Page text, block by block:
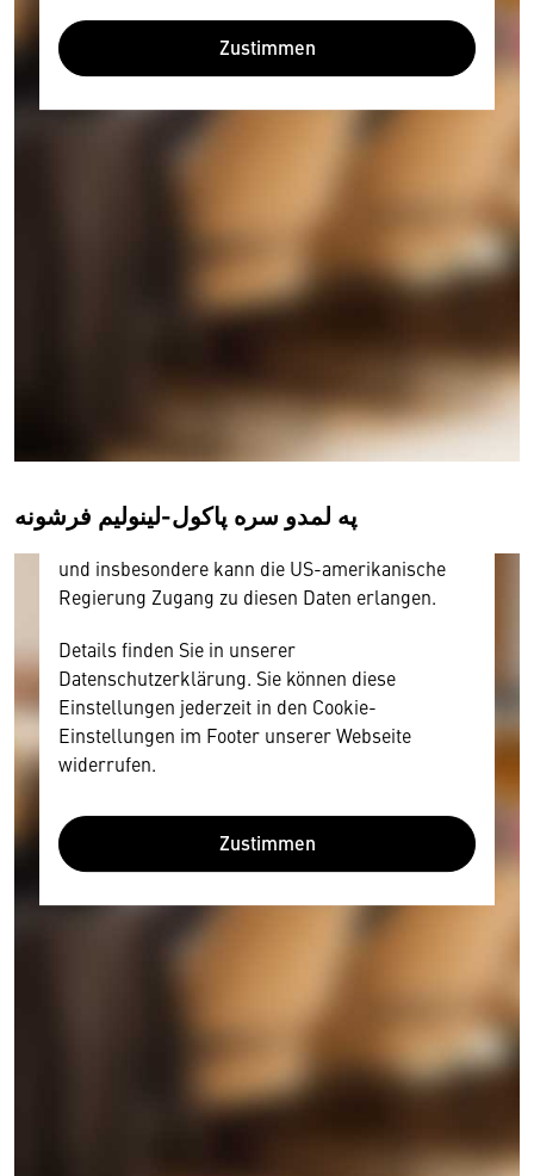
Zustimmen
په لمدو سره پاکول-لینولیم فرشونه
Wir benötigen Ihre Zustimmung
Inhalt anzeigen. Dafür benötigen wir allerdings
Ihre Zustimmung, da Ihr Browser
personenbezogene technische Daten zu Geräten
und Nutzerverhalten mitunter mit US-
Diese Daten unterliegen keinem dem EU-
Datenschutzrecht angemessenen Schutzniveau
und insbesondere kann die US-amerikanische
Regierung Zugang zu diesen Daten erlangen.
Details finden Sie in unserer
Datenschutzerklärung. Sie können diese
Einstellungen jederzeit in den Cookie-
Einstellungen im Footer unserer Webseite
widerrufen.
Zustimmen
Wir benötigen Ihre Zustimmung
Inhalt anzeigen. Dafür benötigen wir allerdings